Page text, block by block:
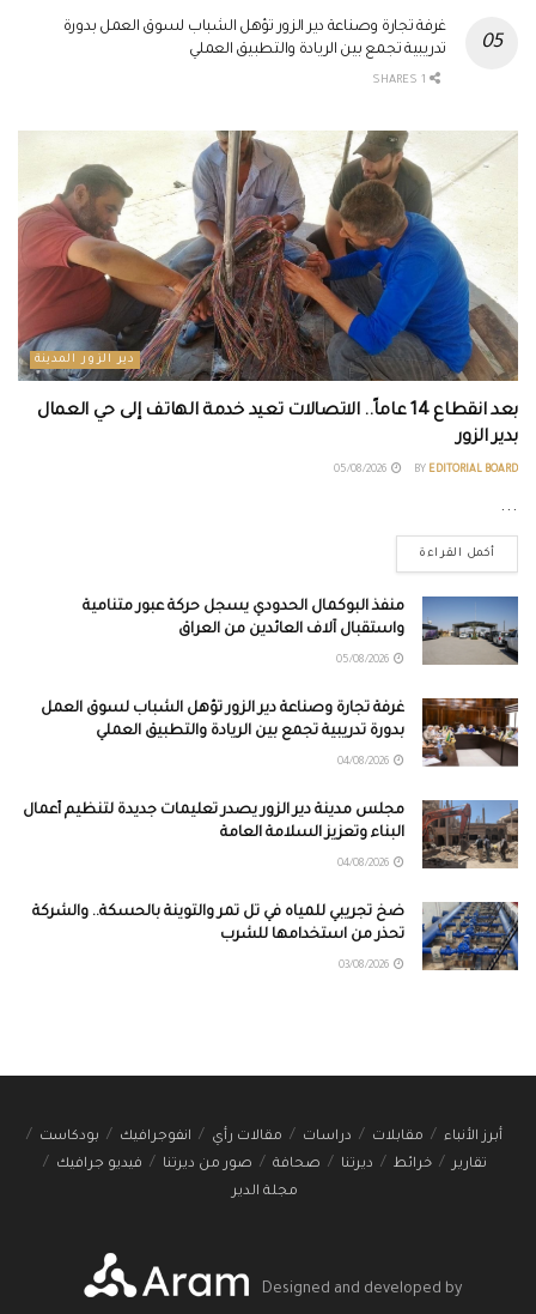
غرفة تجارة وصناعة دير الزور تؤهل الشباب لسوق العمل بدورة
تدريبية تجمع بين الريادة والتطبيق العملي
دير الزور المدينة
بعد انقطاع 14 عاماً.. الاتصالات تعيد خدمة الهاتف إلى حي العمال
بدير الزور
BY EDITORIAL BOARD
...
أكمل القراءة
منفذ البوكمال الحدودي يسجل حركة عبور متنامية
واستقبال آلاف العائدين من العراق
غرفة تجارة وصناعة دير الزور تؤهل الشباب لسوق العمل
بدورة تدريبية تجمع بين الريادة والتطبيق العملي
مجلس مدينة دير الزور يصدر تعليمات جديدة لتنظيم أعمال
البناء وتعزيز السلامة العامة
ضخ تجريبي للمياه في تل تمر والتوينة بالحسكة.. والشركة
تحذر من استخدامها للشرب
أبرز الأنباء مقابلات دراسات مقالات رأي انفوجرافيك
بودكاست
تقارير
خرائط ديرتنا صحافة صور من ديرتنا
فيديو جرافيك
مجلة الدير
Designed and developed by